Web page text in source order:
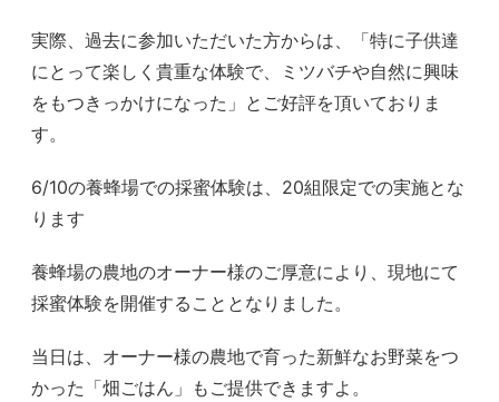
実際、過去に参加いただいた方からは、「特に子供達
にとって楽しく貴重な体験で、ミツバチや自然に興味
をもつきっかけになった」とご好評を頂いておりま
す。
6/10の養蜂場での採蜜体験は、20組限定での実施とな
ります
養蜂場の農地のオーナー様のご厚意により、現地にて
採蜜体験を開催することとなりました。
当日は、オーナー様の農地で育った新鮮なお野菜をつ
かった「畑ごはん」もご提供できますよ。